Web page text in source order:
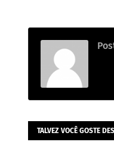
TALVEZ VOCÊ GOSTE